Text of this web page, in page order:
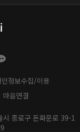
인정보수집/이용
마음연결
종로구 돈화문로 39-1